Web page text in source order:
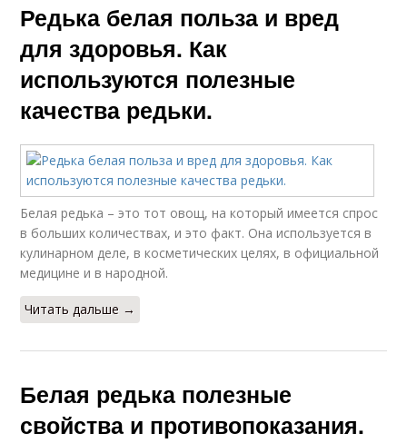
Редька белая польза и вред
для здоровья. Как
используются полезные
качества редьки.
Белая редька – это тот овощ, на который имеется спрос
в больших количествах, и это факт. Она используется в
кулинарном деле, в косметических целях, в официальной
медицине и в народной.
Читать дальше →
Белая редька полезные
свойства и противопоказания.